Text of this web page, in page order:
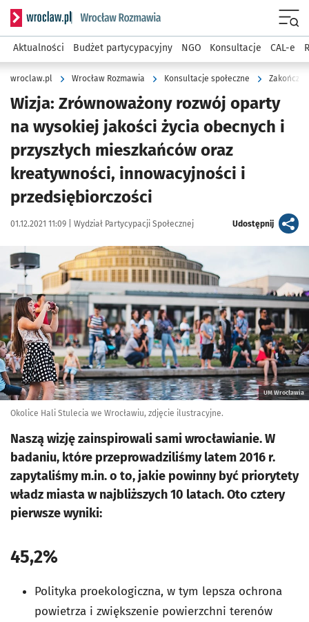
Serwis informacyjny wroclaw.pl podserwis: Rozmawia
Aktualności Budżet partycypacyjny NGO Konsultacje CAL-e
wroclaw.pl Wrocław Rozmawia Konsultacje społeczne
Wizja: Zrównoważony rozwój oparty
na wysokiej jakości życia obecnych i
przyszłych mieszkańców oraz
kreatywności, innowacyjności i
przedsiębiorczości
Data publikacji:
01.12.2021 11:09 | Autor:
Wydział Partycypacji Społecznej Udostępnijartykuł
Kliknij, aby powiększyć
UM Wrocławia
Okolice Hali Stulecia we Wrocławiu, zdjęcie ilustracyjne.
Naszą wizję zainspirowali sami wrocławianie. W
badaniu, które przeprowadziliśmy latem 2016 r.
zapytaliśmy m.in. o to, jakie powinny być priorytety
władz miasta w najbliższych 10 latach. Oto cztery
pierwsze wyniki:
45,2%
Polityka proekologiczna, w tym lepsza ochrona
powietrza i zwiększenie powierzchni terenów